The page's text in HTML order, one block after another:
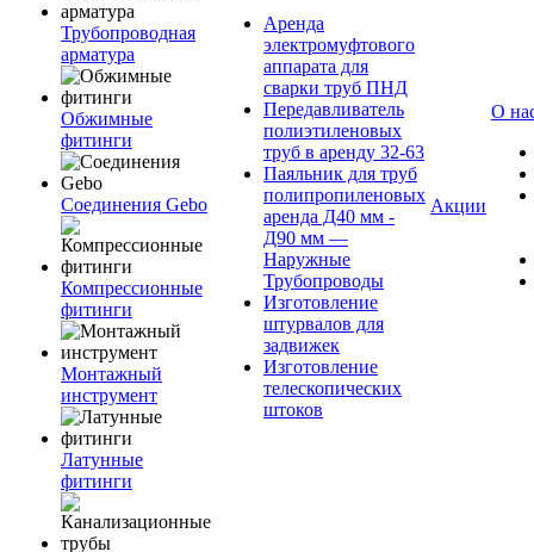
Трубопроводная
арматура
Обжимные
фитинги
Соединения Gebo
Компрессионные
фитинги
Монтажный
инструмент
Латунные
фитинги
Аренда
электромуфтового
аппарата для
сварки труб ПНД
Передавливатель
полиэтиленовых
труб в аренду 32-63
Паяльник для труб
полипропиленовых
аренда Д40 мм -
Д90 мм —
Наружные
Трубопроводы
Изготовление
штурвалов для
задвижек
Изготовление
телескопических
штоков
Акции
О